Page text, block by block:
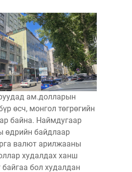
ам.долларын
өсч, монгол төгрөгийн
байна. Наймдугаар
өдрийн байдлаар
валют арилжааны
худалдах ханш
байгаа бол худалдан